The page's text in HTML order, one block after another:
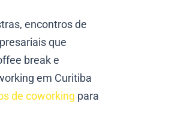
encontros de
que
break e
em Curitiba
de coworking para